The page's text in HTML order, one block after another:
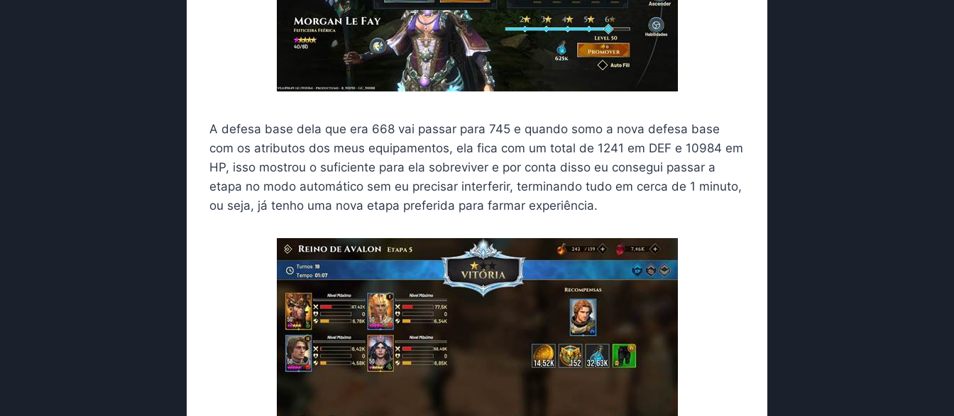
A defesa base dela que era 668 vai passar para 745 e quando somo a nova defesa base
com os atributos dos meus equipamentos, ela fica com um total de 1241 em DEF e 10984 em
HP, isso mostrou o suficiente para ela sobreviver e por conta disso eu consegui passar a
etapa no modo automático sem eu precisar interferir, terminando tudo em cerca de 1 minuto,
ou seja, já tenho uma nova etapa preferida para farmar experiência.